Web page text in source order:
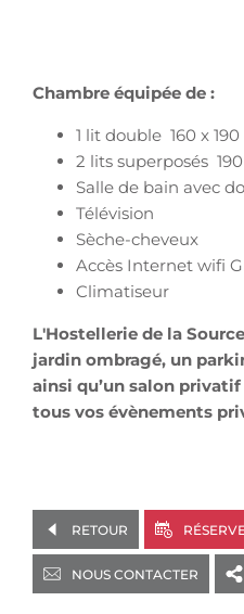
Chambre équipée de :
1 lit double 160 x 190
2 lits superposés
Salle de bain avec
Télévision
Sèche-cheveux
Accès Internet wifi
Climatiseur
L'Hostellerie de la
jardin ombragé, un
ainsi qu’un salon
tous vos évènements
RETOUR
NOUS CONTACTER